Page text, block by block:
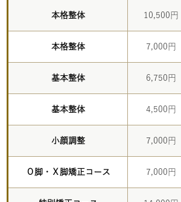
本格整体 10,500円
本格整体 7,000円
基本整体 6,750円
基本整体 4,500円
小顔調整 7,000円
Ｏ脚・Ｘ脚矯正コース 7,000円